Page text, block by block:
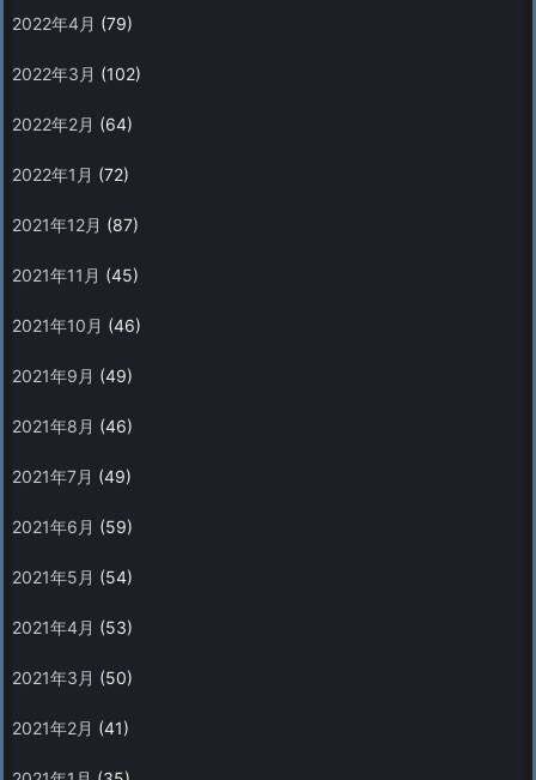
2022年4月 (79)
2022年3月 (102)
2022年2月 (64)
2022年1月 (72)
2021年12月 (87)
2021年11月 (45)
2021年10月 (46)
2021年9月 (49)
2021年8月 (46)
2021年7月 (49)
2021年6月 (59)
2021年5月 (54)
2021年4月 (53)
2021年3月 (50)
2021年2月 (41)